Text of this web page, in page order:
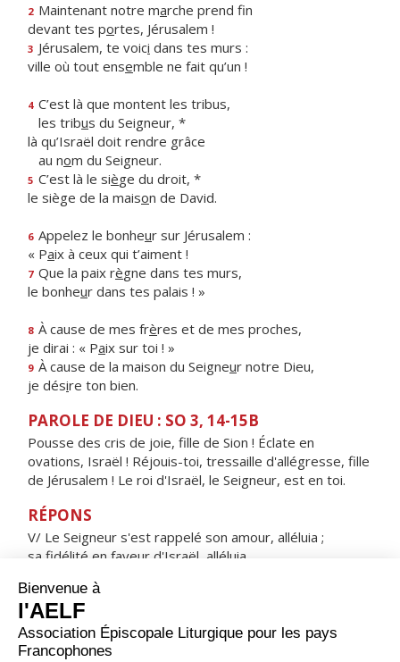
2 Maintenant notre marche prend fin
devant tes portes, Jérusalem !
3 Jérusalem, te voici dans tes murs :
ville où tout ensemble ne fait qu’un !
4 C’est là que montent les tribus,
les tribus du Seigneur, *
là qu’Israël doit rendre grâce
au nom du Seigneur.
5 C’est là le siège du droit, *
le siège de la maison de David.
6 Appelez le bonheur sur Jérusalem :
« Paix à ceux qui t’aiment !
7 Que la paix règne dans tes murs,
le bonheur dans tes palais ! »
8 À cause de mes frères et de mes proches,
je dirai : « Paix sur toi ! »
9 À cause de la maison du Seigneur notre Dieu,
je désire ton bien.
PAROLE DE DIEU : SO 3, 14-15B
Pousse des cris de joie, fille de Sion ! Éclate en
ovations, Israël ! Réjouis-toi, tressaille d'allégresse, fille
de Jérusalem ! Le roi d'Israël, le Seigneur, est en toi.
RÉPONS
V/ Le Seigneur s'est rappelé son amour, alléluia ;
sa fidélité en faveur d'Israël, alléluia.
ORAISON
Dieu tout-puissant, par la maternité virginale de la
bienheureuse Marie, tu as offert au genre humain les
trésors du salut éternel ; accorde-nous de sentir